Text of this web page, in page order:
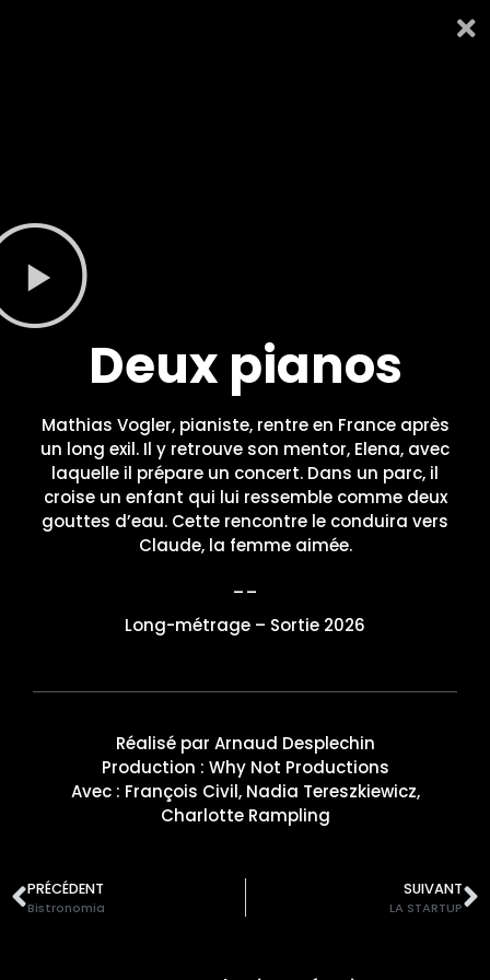
Deux pianos
Mathias Vogler, pianiste, rentre en France après
un long exil. Il y retrouve son mentor, Elena, avec
laquelle il prépare un concert. Dans un parc, il
croise un enfant qui lui ressemble comme deux
gouttes d’eau. Cette rencontre le conduira vers
Claude, la femme aimée.
__
Long-métrage – Sortie 2026
Réalisé par Arnaud Desplechin
Production : Why Not Productions
Avec : François Civil, Nadia Tereszkiewicz,
Charlotte Rampling
PRÉCÉDENT
Bistronomia
SUIVANT
LA STARTUP